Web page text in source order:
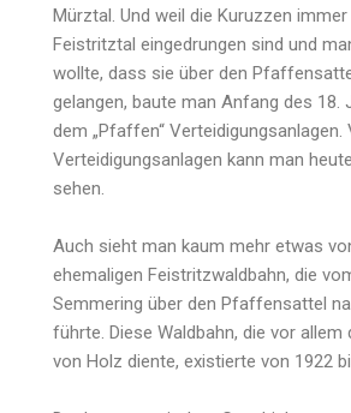
Mürztal. Und weil die Kuruzzen
Feistritztal eingedrungen sind und
wollte, dass sie über den
gelangen, baute man Anfang des 18.
dem „Pfaffen“ Verteidigungsanlagen.
Verteidigungsanlagen kann man
sehen.
Auch sieht man kaum mehr etwas
ehemaligen Feistritzwaldbahn, die
Semmering über den Pfaffensattel
führte. Diese Waldbahn, die vor
von Holz diente, existierte von 1922